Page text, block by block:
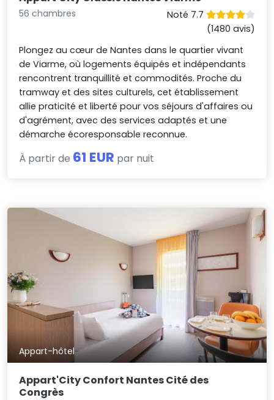
56 chambres
Noté 7.7
(1480 avis)
Plongez au cœur de Nantes dans le quartier vivant
de Viarme, où logements équipés et indépendants
rencontrent tranquillité et commodités. Proche du
tramway et des sites culturels, cet établissement
allie praticité et liberté pour vos séjours d'affaires ou
d'agrément, avec des services adaptés et une
démarche écoresponsable reconnue.
À partir de 61 EUR par nuit
Appart-hôtel
Appart'City Confort Nantes Cité des
Congrès